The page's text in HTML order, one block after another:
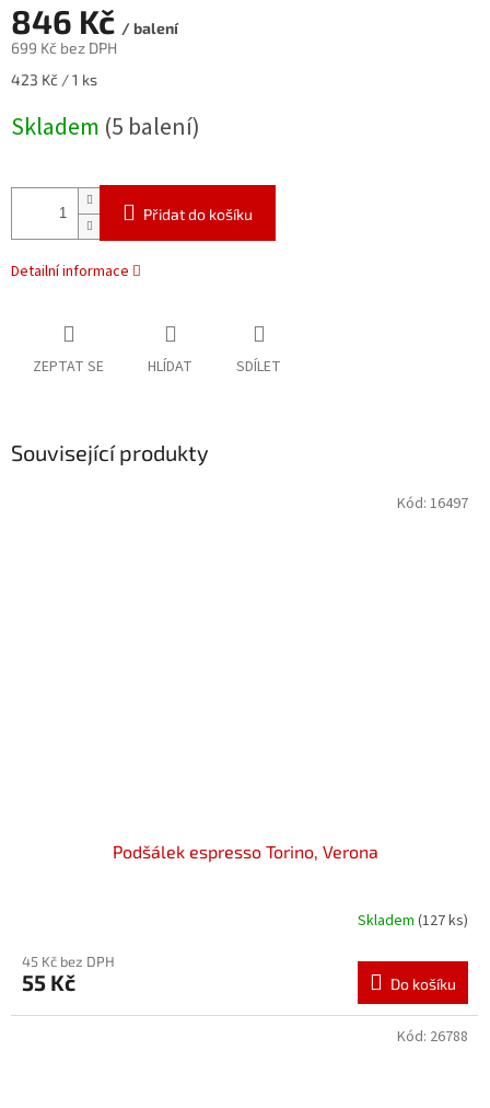
846 Kč / balení
699 Kč bez DPH
Měrná
423 Kč / 1 ks
Skladem (5 balení)
Přidat do košíku
Detailní informace
ZEPTAT SE HLÍDAT SDÍLET
Související produkty
Podšálek espresso Torino, Verona
Skladem (127 ks)
45 Kč bez DPH
55 Kč Do košíku
Kód: 16497
Kód: 26788